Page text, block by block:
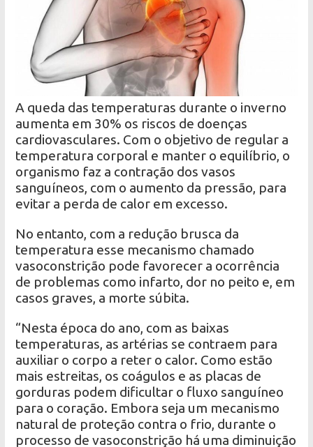
A queda das temperaturas durante o inverno
aumenta em 30% os riscos de doenças
cardiovasculares. Com o objetivo de regular a
temperatura corporal e manter o equilíbrio, o
organismo faz a contração dos vasos
sanguíneos, com o aumento da pressão, para
evitar a perda de calor em excesso.
No entanto, com a redução brusca da
temperatura esse mecanismo chamado
vasoconstrição pode favorecer a ocorrência
de problemas como infarto, dor no peito e, em
casos graves, a morte súbita.
“Nesta época do ano, com as baixas
temperaturas, as artérias se contraem para
auxiliar o corpo a reter o calor. Como estão
mais estreitas, os coágulos e as placas de
gorduras podem dificultar o fluxo sanguíneo
para o coração. Embora seja um mecanismo
natural de proteção contra o frio, durante o
processo de vasoconstrição há uma diminuição